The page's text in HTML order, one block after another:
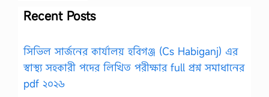
Recent Posts
সিভিল সার্জনের কার্যালয় হবিগঞ্জ (Cs Habiganj) এর
স্বাস্থ্য সহকারী পদের লিখিত পরীক্ষার full প্রশ্ন সমাধানের
pdf ২০২৬